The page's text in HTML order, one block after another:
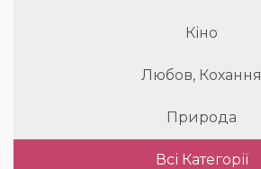
Кіно
Любов, Кохання
Природа
Всі Категорії